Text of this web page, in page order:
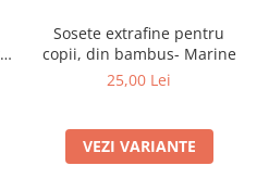
Sosete extrafine pentru
copii, din bambus- Marine
25,00 Lei
VEZI VARIANTE